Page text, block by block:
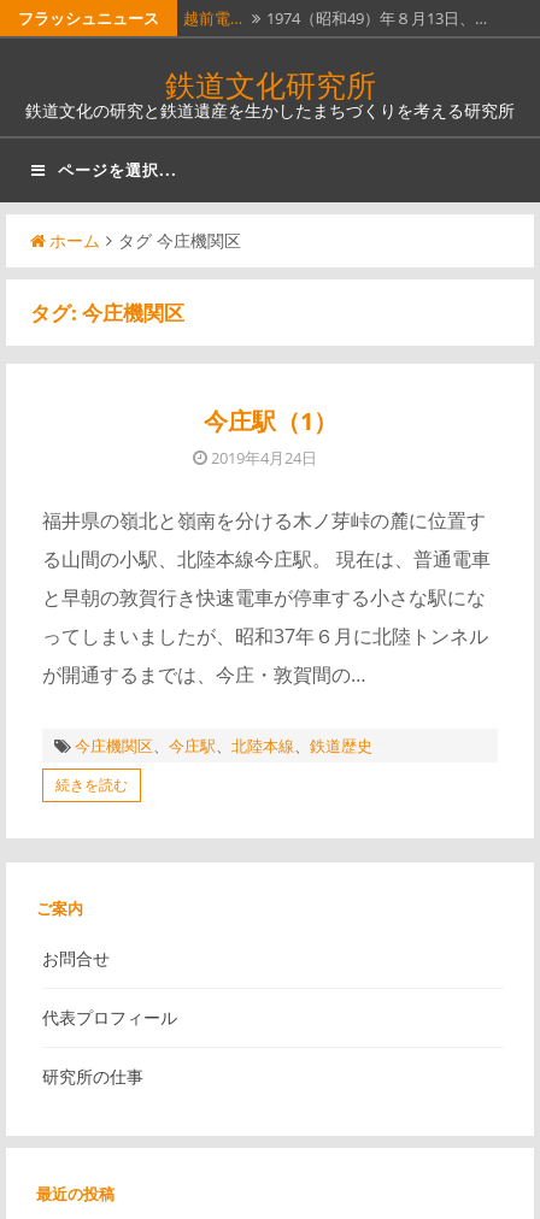
ス
ッ
フラッシュニュース 越前電… 1974（昭和49）年８月13日、…
ホーム… 昭和51年４月１日に全線廃止となっ…
瓦版「… 明治５年（1872）６月12日（旧…
で…
奈良線… JR西日本奈良線稲荷駅は、明治12…
鉄道文化研究所
鉄道文化の研究と鉄道遺産を生かしたまちづくりを考える研究所
ページを選択...
ホーム タグ 今庄機関区
タグ: 今庄機関区
今庄駅（1）
2019年4月24日
福井県の嶺北と嶺南を分ける木ノ芽峠の麓に位置す
る山間の小駅、北陸本線今庄駅。 現在は、普通電車
と早朝の敦賀行き快速電車が停車する小さな駅にな
ってしまいましたが、昭和37年６月に北陸トンネル
が開通するまでは、今庄・敦賀間の…
今庄機関区、 今庄駅、 北陸本線、 鉄道歴史
続きを読む
ご案内
お問合せ
代表プロフィール
研究所の仕事
最近の投稿